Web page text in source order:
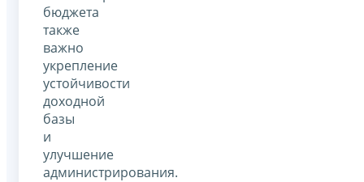
бюджета
также
важно
укрепление
устойчивости
доходной
базы
и
улучшение
администрирования.